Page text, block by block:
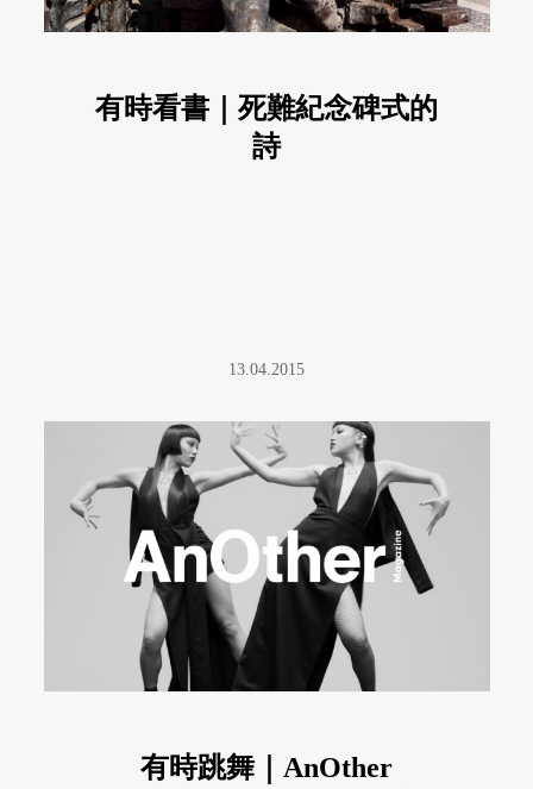
有時看書｜死難紀念碑式的
詩
13.04.2015
有時跳舞｜AnOther